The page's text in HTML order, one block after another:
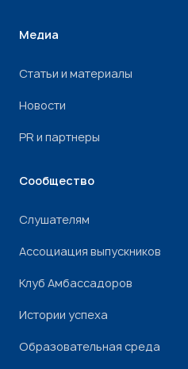
Медиа
Статьи и материалы
Новости
PR и партнеры
Сообщество
Слушателям
Ассоциация выпускников
Клуб Амбассадоров
Истории успеха
Образовательная среда